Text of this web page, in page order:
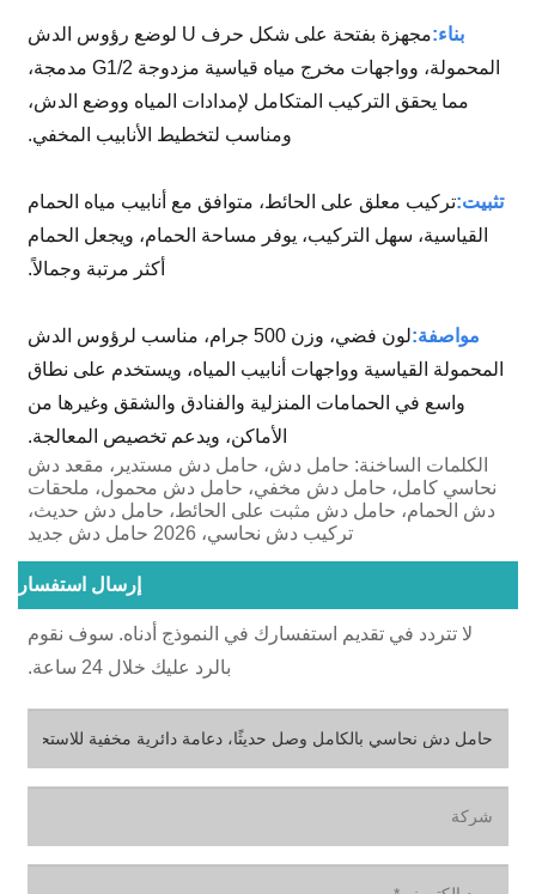
بناء:
مجهزة بفتحة على شكل حرف U لوضع رؤوس الدش
المحمولة، وواجهات مخرج مياه قياسية مزدوجة G1/2 مدمجة،
مما يحقق التركيب المتكامل لإمدادات المياه ووضع الدش،
ومناسب لتخطيط الأنابيب المخفي.
تثبيت:تركيب معلق على الحائط، متوافق مع أنابيب مياه الحمام
القياسية، سهل التركيب، يوفر مساحة الحمام، ويجعل الحمام
أكثر مرتبة وجمالاً.
مواصفة:
لون فضي، وزن 500 جرام، مناسب لرؤوس الدش
المحمولة القياسية وواجهات أنابيب المياه، ويستخدم على نطاق
واسع في الحمامات المنزلية والفنادق والشقق وغيرها من
الأماكن، ويدعم تخصيص المعالجة.
الكلمات الساخنة: حامل دش، حامل دش مستدير، مقعد دش
نحاسي كامل، حامل دش مخفي، حامل دش محمول، ملحقات
دش الحمام، حامل دش مثبت على الحائط، حامل دش حديث،
تركيب دش نحاسي، 2026 حامل دش جديد
إرسال استفسار
لا تتردد في تقديم استفسارك في النموذج أدناه. سوف نقوم
بالرد عليك خلال 24 ساعة.